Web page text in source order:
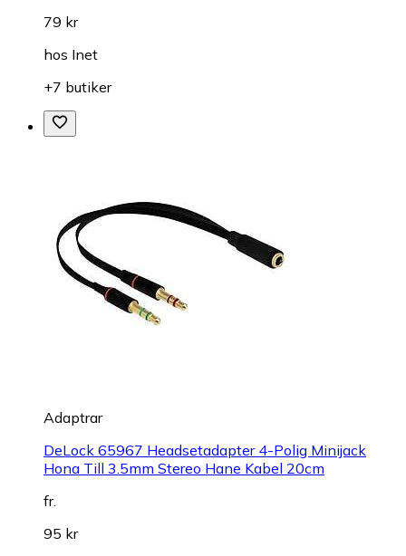
79 kr
hos Inet
+7 butiker
Adaptrar
DeLock 65967 Headsetadapter 4-Polig Minijack
Hona Till 3.5mm Stereo Hane Kabel 20cm
fr.
95 kr